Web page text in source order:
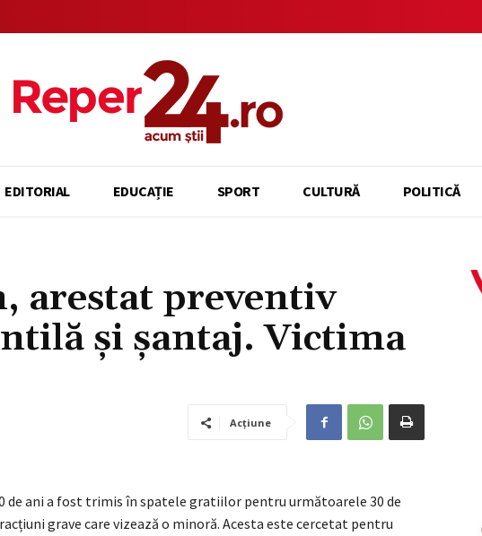
EDITORIAL EDUCAȚIE SPORT CULTURĂ POLITICĂ
arestat preventiv
și șantaj. Victima
Acțiune
de ani a fost trimis în spatele gratiilor pentru următoarele 30 de
grave care vizează o minoră. Acesta este cercetat pentru